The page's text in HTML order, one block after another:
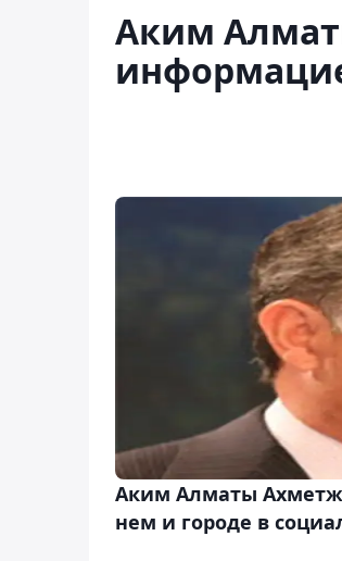
Аким
Аким Алматы
нем и городе в